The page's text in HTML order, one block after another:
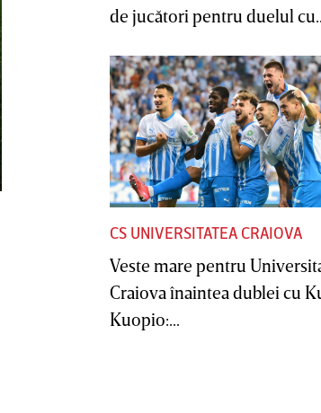
de jucători pentru duelul
CS UNIVERSITATEA CRAIOVA
Veste mare pentru
Craiova înaintea dublei cu
Kuopio:...